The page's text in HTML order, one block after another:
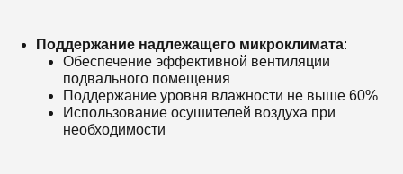
Поддержание надлежащего микроклимата:
Обеспечение эффективной вентиляции
подвального помещения
Поддержание уровня влажности не выше 60%
Использование осушителей воздуха при
необходимости